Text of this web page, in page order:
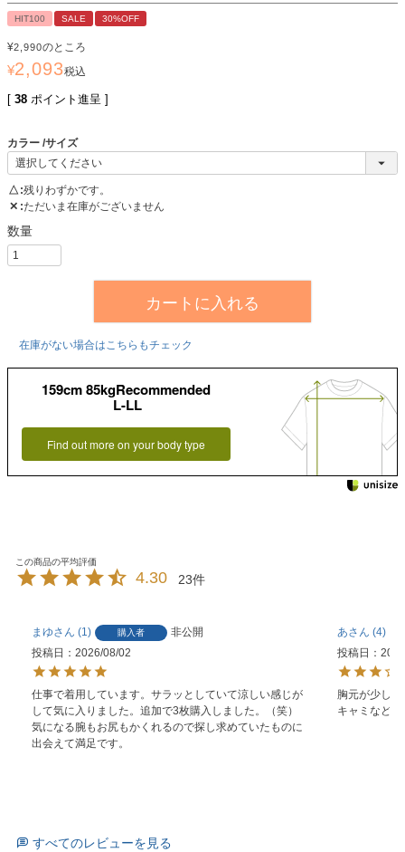
HIT100 SALE 30%OFF
¥2,990のところ
¥2,093税込
[ 38 ポイント進呈 ]
カラー サイズ
△ 残りわずかです。
✕ ただいま在庫がございません
カートに入れる
在庫がない場合はこちらもチェック
159cm 85kgRecommended
L-LL
Find out more on your body type
4.30 23
まゆ 1 購入者
非公開
投稿日
2026/08/02
仕事で着用しています。サラッとしていて涼しい感じが
して気に入りました。追加で3枚購入しました。（笑）
気になる腕もお尻もかくれるので探し求めていたものに
出会えて満足です。
あ
4
投稿日
胸元が少し
キャミなど
すべてのレビューを見る